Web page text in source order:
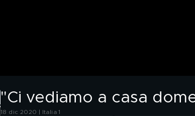
"Ci vediamo a casa
18 dic 2020 | Italia 1